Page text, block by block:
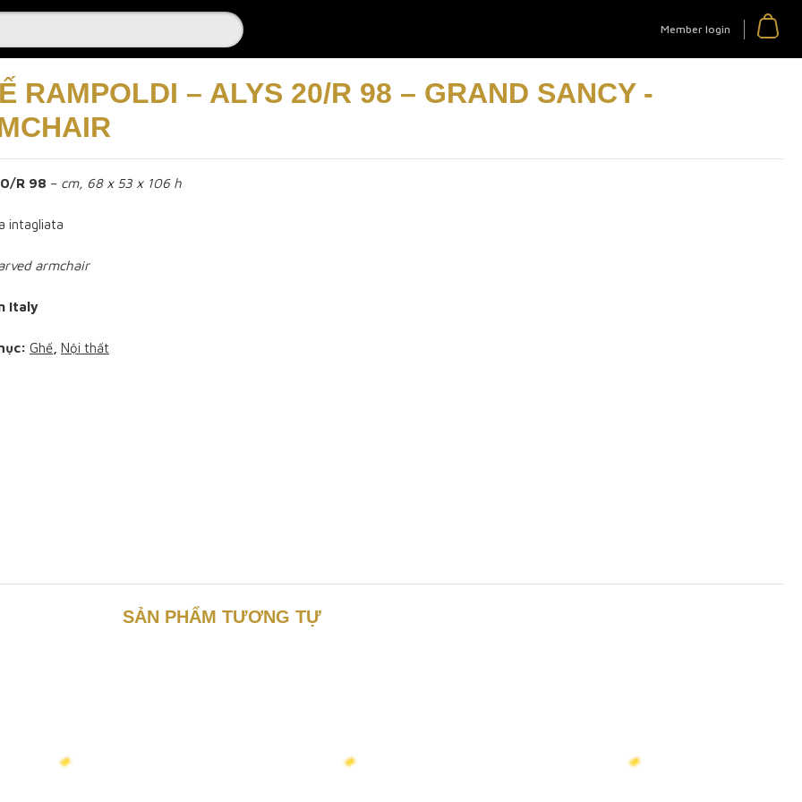
Member login
RAMPOLDI – ALYS 20/R 98 – GRAND SANCY -
R 98 – cm, 68 x 53 x 106 h
intagliata
armchair
Italy
Ghế Nội thất
SẢN PHẨM TƯƠNG TỰ